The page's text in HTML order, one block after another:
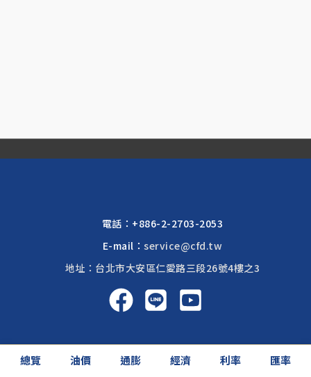
總覽 油價 通膨 經濟 利率 匯率
電話： +886-2-2703-2053
E-mail：service@cfd.tw
地址：台北市大安區仁愛路三段26號4樓之3
啟富達國際 2026 © All rights reserved.
網頁設計公司
: 振作國際